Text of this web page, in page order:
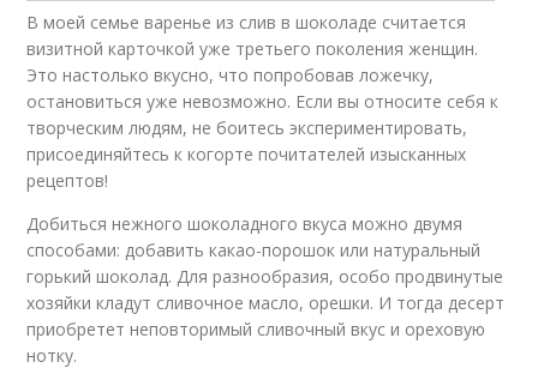
В моей семье варенье из слив в шоколаде считается
визитной карточкой уже третьего поколения женщин.
Это настолько вкусно, что попробовав ложечку,
остановиться уже невозможно. Если вы относите себя к
творческим людям, не боитесь экспериментировать,
присоединяйтесь к когорте почитателей изысканных
рецептов!
Добиться нежного шоколадного вкуса можно двумя
способами: добавить какао-порошок или натуральный
горький шоколад. Для разнообразия, особо продвинутые
хозяйки кладут сливочное масло, орешки. И тогда десерт
приобретет неповторимый сливочный вкус и ореховую
нотку.